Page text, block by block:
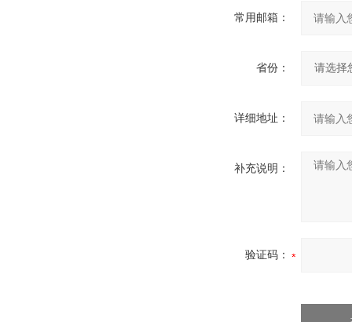
常用邮箱：
省份：
详细地址：
补充说明：
验证码：